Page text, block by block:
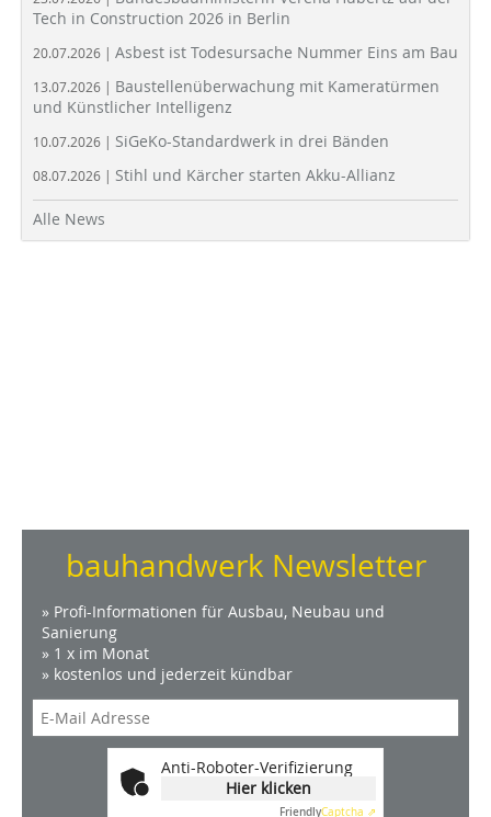
Tech in Construction 2026 in Berlin
20.07.2026 | Asbest ist Todesursache Nummer Eins am Bau
13.07.2026 | Baustellenüberwachung mit Kameratürmen
und Künstlicher Intelligenz
10.07.2026 | SiGeKo-Standardwerk in drei Bänden
08.07.2026 | Stihl und Kärcher starten Akku-Allianz
Alle News
bauhandwerk Newsletter
» Profi-Informationen für Ausbau, Neubau und
Sanierung
» 1 x im Monat
» kostenlos und jederzeit kündbar
Anti-Roboter-Verifizierung
Hier klicken
FriendlyCaptcha ⇗